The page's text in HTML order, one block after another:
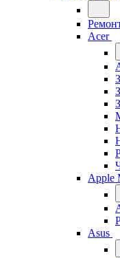
Acer
Apple
Asus